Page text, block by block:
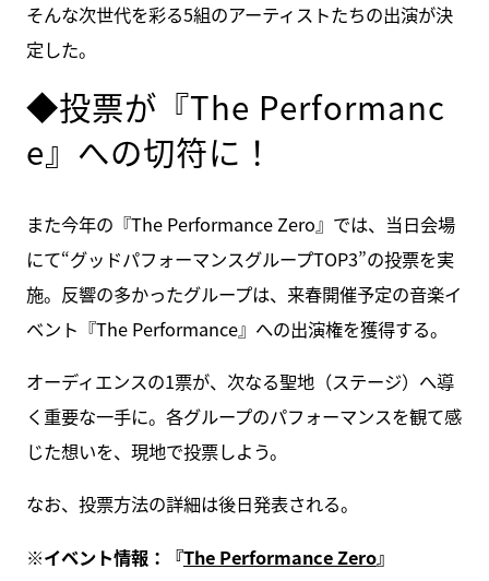
そんな次世代を彩る5組のアーティストたちの出演が決
定した。
◆投票が『The Performanc
e』への切符に！
また今年の『The Performance Zero』では、当日会場
にて“グッドパフォーマンスグループTOP3”の投票を実
施。反響の多かったグループは、来春開催予定の音楽イ
ベント『The Performance』への出演権を獲得する。
オーディエンスの1票が、次なる聖地（ステージ）へ導
く重要な一手に。各グループのパフォーマンスを観て感
じた想いを、現地で投票しよう。
なお、投票方法の詳細は後日発表される。
※イベント情報：『The Performance Zero』